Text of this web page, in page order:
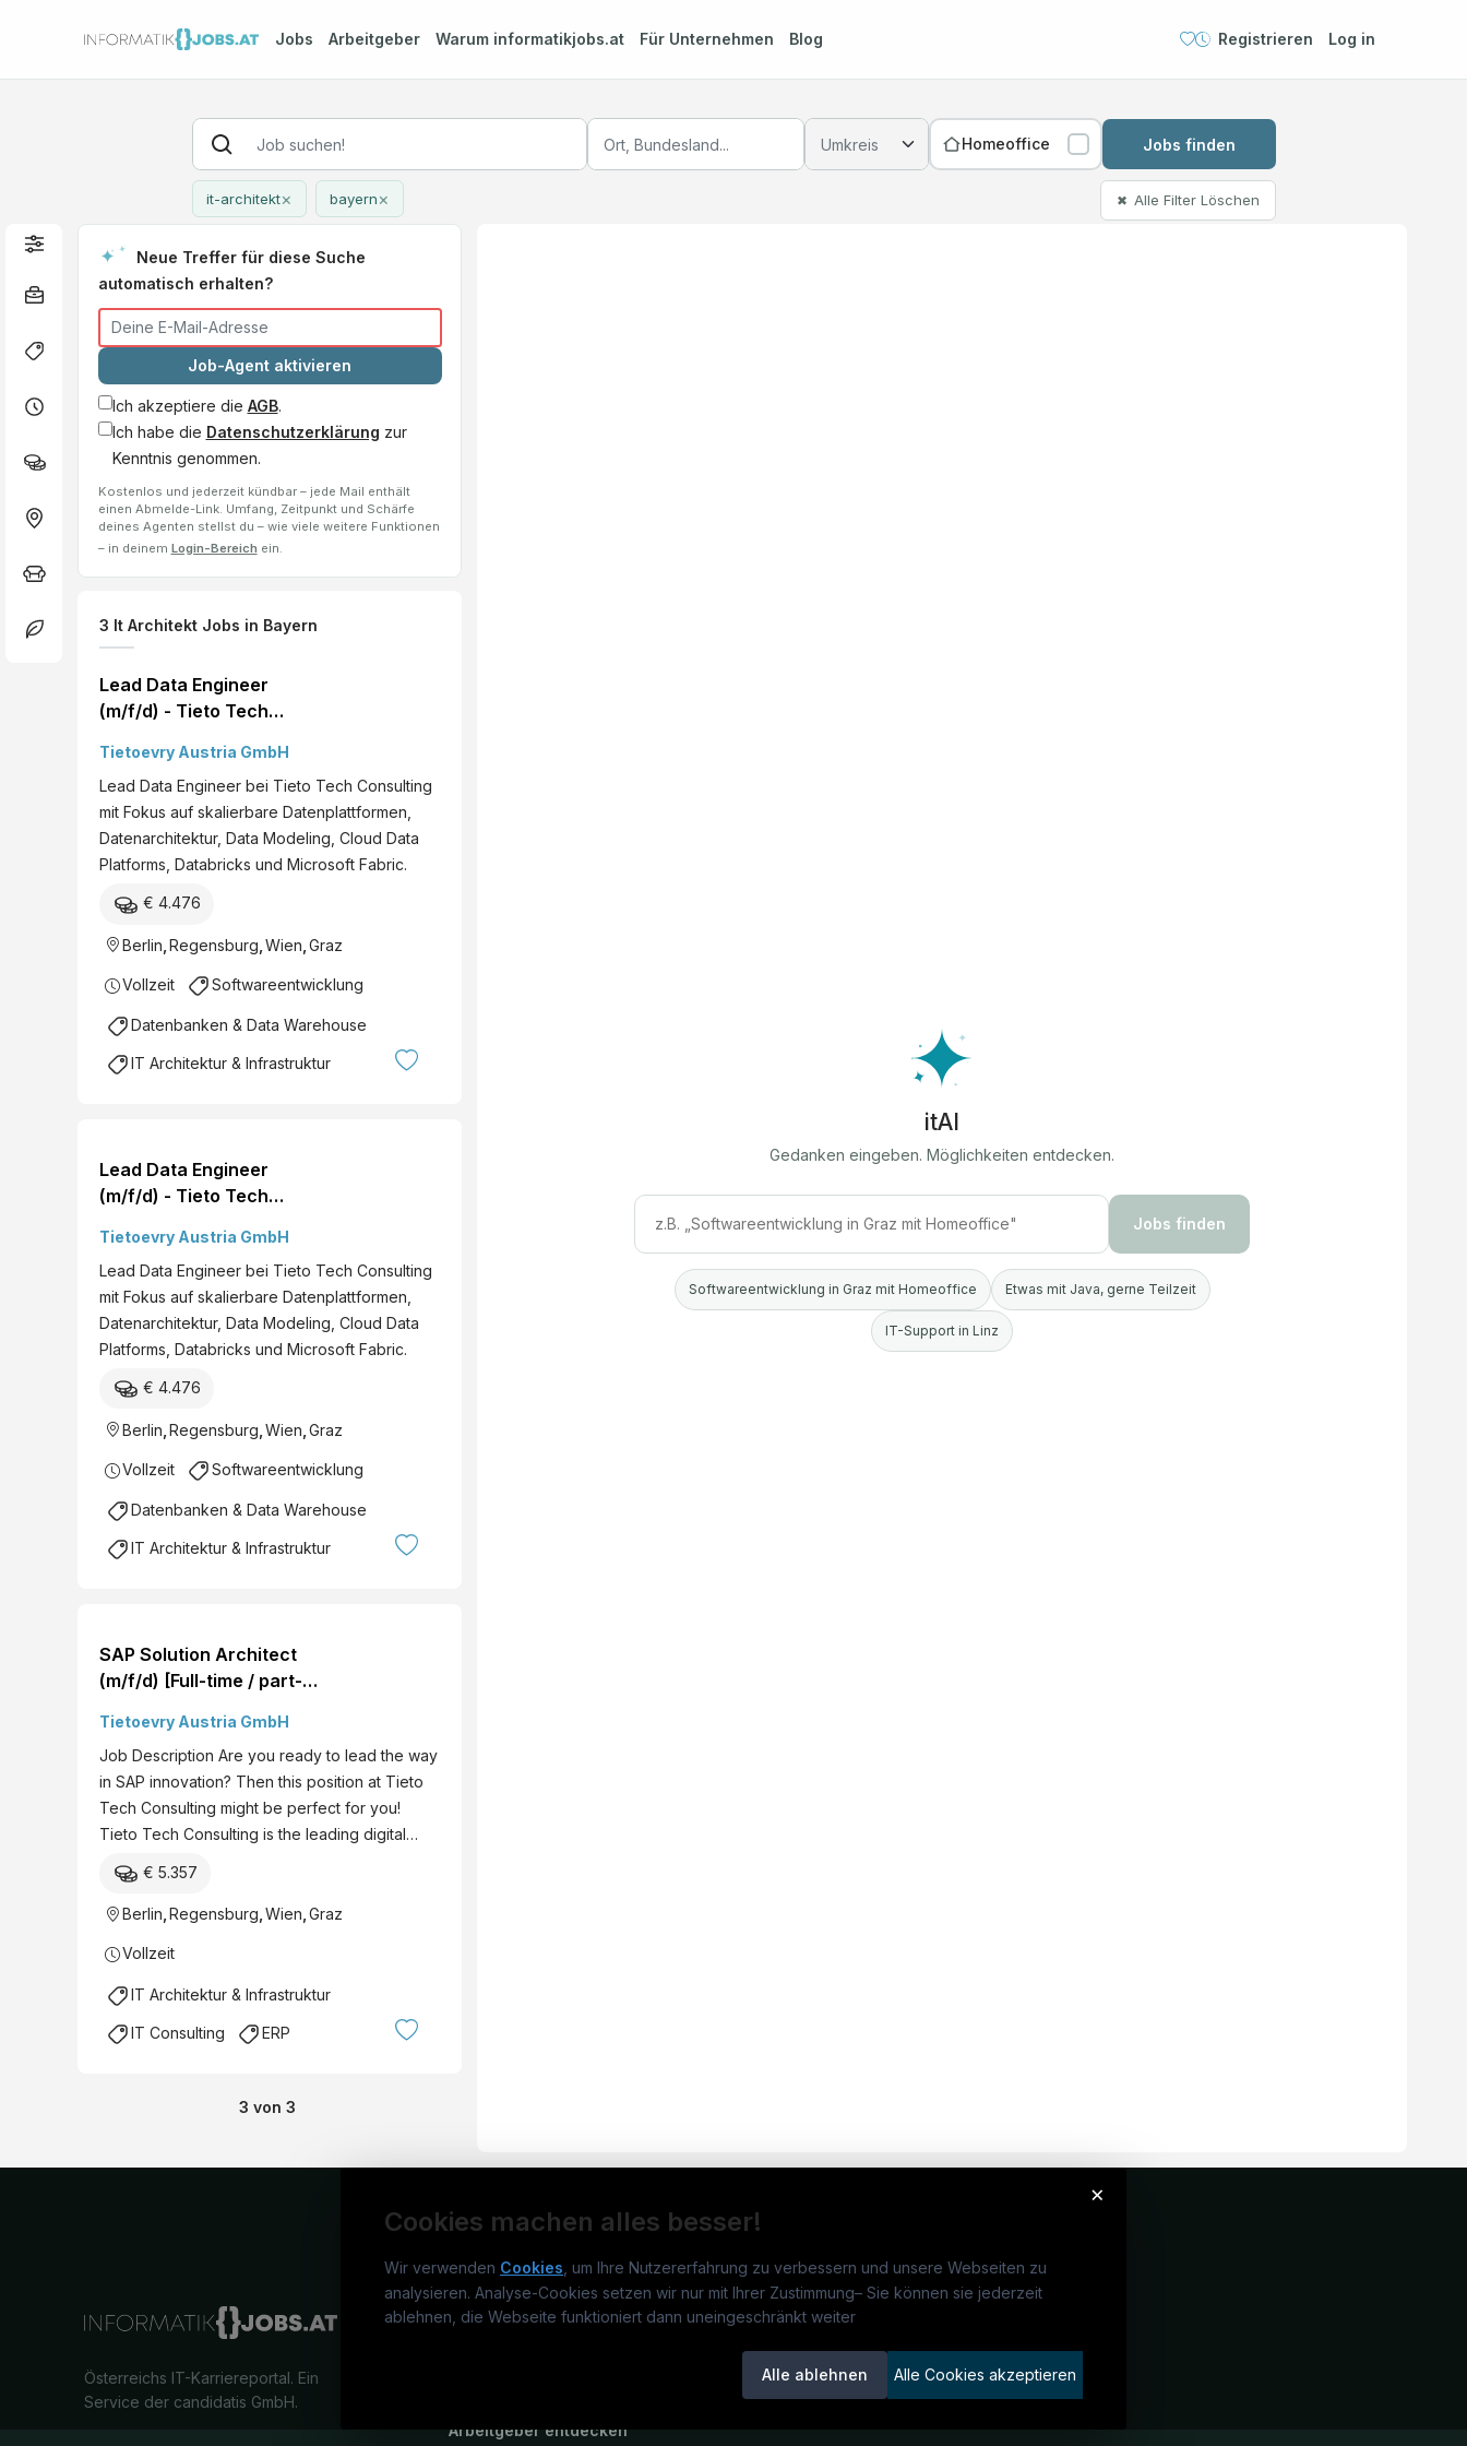
Jobs Arbeitgeber Warum informatikjobs.at Für Unternehmen Blog Registrieren Log in
Homeoffice Jobs finden
it-architekt× bayern× ✖ Alle Filter Löschen
Neue Treffer für diese Suche
automatisch erhalten?
Job-Agent aktivieren
Ich akzeptiere die AGB.
Ich habe die Datenschutzerklärung zur
Kenntnis genommen.
Kostenlos und jederzeit kündbar – jede Mail enthält
einen Abmelde-Link. Umfang, Zeitpunkt und Schärfe
deines Agenten stellst du – wie viele weitere Funktionen
– in deinem Login-Bereich ein.
3 It Architekt Jobs in Bayern
Lead Data Engineer
(m/f/d) - Tieto Tech
Tietoevry Austria GmbH
Lead Data Engineer bei Tieto Tech Consulting
mit Fokus auf skalierbare Datenplattformen,
Datenarchitektur, Data Modeling, Cloud Data
Platforms, Databricks und Microsoft Fabric.
€ 4.476
Berlin Regensburg Wien Graz
Vollzeit Softwareentwicklung
Datenbanken & Data Warehouse
IT Architektur & Infrastruktur
Lead Data Engineer
(m/f/d) - Tieto Tech
Tietoevry Austria GmbH
Lead Data Engineer bei Tieto Tech Consulting
mit Fokus auf skalierbare Datenplattformen,
Datenarchitektur, Data Modeling, Cloud Data
Platforms, Databricks und Microsoft Fabric.
€ 4.476
Berlin Regensburg Wien Graz
Vollzeit Softwareentwicklung
Datenbanken & Data Warehouse
IT Architektur & Infrastruktur
SAP Solution Architect
(m/f/d) [Full-time / part-
Consulting
Tietoevry Austria GmbH
Job Description Are you ready to lead the way
in SAP innovation? Then this position at Tieto
Tech Consulting might be perfect for you!
Tieto Tech Consulting is the leading digital…
€ 5.357
Berlin, Regensburg,Wien,Graz
Vollzeit
IT Architektur & Infrastruktur
IT Consulting ERP
3 von 3
itAI
Gedanken eingeben. Möglichkeiten entdecken.
Jobs finden
Softwareentwicklung in Graz mit Homeoffice Etwas mit Java, gerne Teilzeit
IT-Support in Linz
×
Cookies machen alles besser!
Wir verwenden Cookies , um Ihre Nutzererfahrung zu verbessern und unsere Webseiten zu
analysieren. Analyse-Cookies setzen wir nur mit Ihrer Zustimmung– Sie können sie jederzeit
ablehnen, die Webseite funktioniert dann uneingeschränkt weiter
Alle ablehnen Alle Cookies akzeptieren
Österreichs IT-Karriereportal. Ein
Service der candidatis GmbH.
informatikjobs.at
Arbeitgeber entdecken
Jobs
Jobkategorien Kandidaten finden